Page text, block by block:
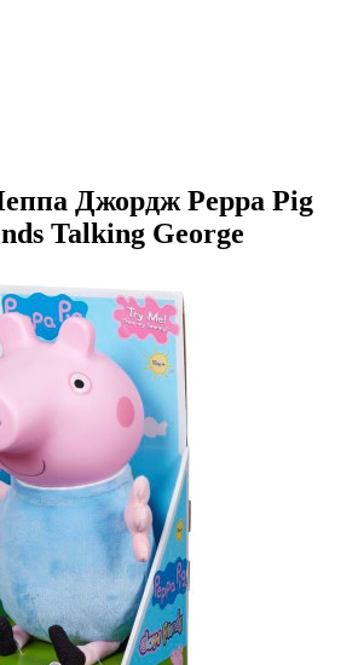
Джордж Peppa Pig
Talking George